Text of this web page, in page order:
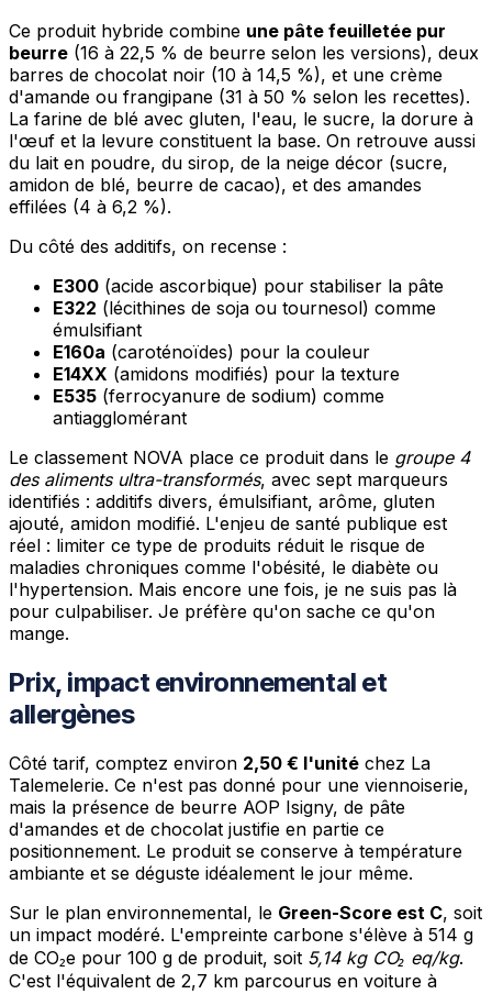
Ce produit hybride combine une pâte feuilletée pur
beurre (16 à 22,5 % de beurre selon les versions), deux
barres de chocolat noir (10 à 14,5 %), et une crème
d'amande ou frangipane (31 à 50 % selon les recettes).
La farine de blé avec gluten, l'eau, le sucre, la dorure à
l'œuf et la levure constituent la base. On retrouve aussi
du lait en poudre, du sirop, de la neige décor (sucre,
amidon de blé, beurre de cacao), et des amandes
effilées (4 à 6,2 %).
Du côté des additifs, on recense :
E300 (acide ascorbique) pour stabiliser la pâte
E322 (lécithines de soja ou tournesol) comme
émulsifiant
E160a (caroténoïdes) pour la couleur
E14XX (amidons modifiés) pour la texture
E535 (ferrocyanure de sodium) comme
antiagglomérant
Le classement NOVA place ce produit dans le groupe 4
des aliments ultra-transformés, avec sept marqueurs
identifiés : additifs divers, émulsifiant, arôme, gluten
ajouté, amidon modifié. L'enjeu de santé publique est
réel : limiter ce type de produits réduit le risque de
maladies chroniques comme l'obésité, le diabète ou
l'hypertension. Mais encore une fois, je ne suis pas là
pour culpabiliser. Je préfère qu'on sache ce qu'on
mange.
Prix, impact environnemental et
allergènes
Côté tarif, comptez environ 2,50 € l'unité chez La
Talemelerie. Ce n'est pas donné pour une viennoiserie,
mais la présence de beurre AOP Isigny, de pâte
d'amandes et de chocolat justifie en partie ce
positionnement. Le produit se conserve à température
ambiante et se déguste idéalement le jour même.
Sur le plan environnemental, le Green-Score est C, soit
un impact modéré. L'empreinte carbone s'élève à 514 g
de CO₂e pour 100 g de produit, soit 5,14 kg CO₂ eq/kg.
C'est l'équivalent de 2,7 km parcourus en voiture à